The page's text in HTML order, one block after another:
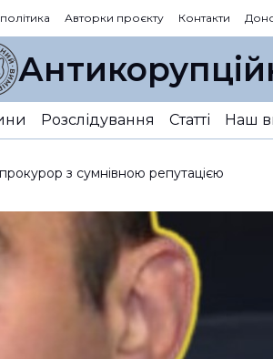
Авторки проєкту Контакти
Розслідування Статті Наш
з сумнівною репутацією